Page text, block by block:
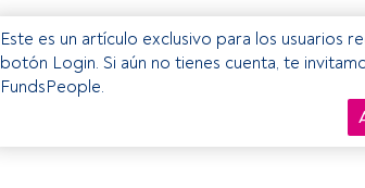
Este es un artículo exclusivo para los usuarios
botón Login. Si aún no tienes cuenta, te
FundsPeople.